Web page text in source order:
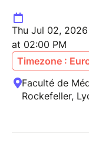
Thu Jul 02,
at 02:00 PM
Timezone :
Faculté de
Rockefeller,